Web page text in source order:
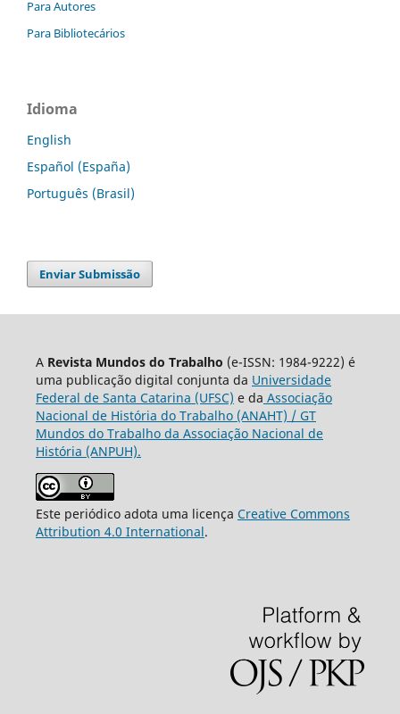
Para Autores
Para Bibliotecários
Idioma
English
Español (España)
Português (Brasil)
Enviar Submissão
A Revista Mundos do Trabalho (e-ISSN: 1984-9222) é
uma publicação digital conjunta da Universidade
Federal de Santa Catarina (UFSC) e da Associação
Nacional de História do Trabalho (ANAHT) / GT
Mundos do Trabalho da Associação Nacional de
História (ANPUH).
Este periódico adota uma licença Creative Commons
Attribution 4.0 International.